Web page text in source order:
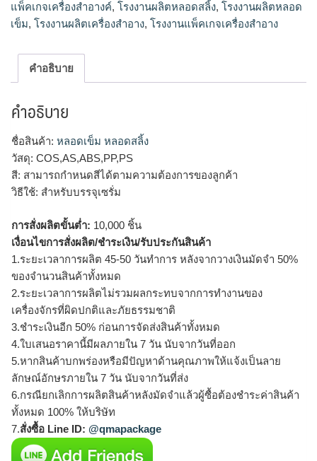
แพ็คเกจเครื่องสำอางค์, โรงงานผลิตหลอดสลิ้ง, โรงงานผลิตหลอด
เข็ม, โรงงานผลิตเครื่องสำอาง, โรงงานแพ็คเกจเครื่องสำอาง
คำอธิบาย
คำอธิบาย
ชื่อสินค้า: หลอดเข็ม หลอดสลิ้ง
วัสดุ: COS,AS,ABS,PP,PS
สี: สามารถกำหนดสีได้ตามความต้องการของลูกค้า
วิธีใช้: สำหรับบรรจุเซรั่ม
การสั่งผลิตขั้นต่ำ: 10,000 ชิ้น
เงื่อนไขการสั่งผลิต/ชำระเงิน/รับประกันสินค้า
1.ระยะเวลาการผลิต 45-50 วันทำการ หลังจากวางเงินมัดจำ 50%
ของจำนวนสินค้าทั้งหมด
2.ระยะเวลาการผลิตไม่รวมผลกระทบจากการทำงานของ
เครื่องจักรที่ผิดปกติและภัยธรรมชาติ
3.ชำระเงินอีก 50% ก่อนการจัดส่งสินค้าทั้งหมด
4.ใบเสนอราคานี้มีผลภายใน 7 วัน นับจากวันที่ออก
5.หากสินค้าบกพร่องหรือมีปัญหาด้านคุณภาพให้แจ้งเป็นลาย
ลักษณ์อักษรภายใน 7 วัน นับจากวันที่ส่ง
6.กรณียกเลิกการผลิตสินค้าหลังมัดจำแล้วผู้ซื้อต้องชำระค่าสินค้า
ทั้งหมด 100% ให้บริษัท
7.สั่งซื้อ Line ID: @qmapackage